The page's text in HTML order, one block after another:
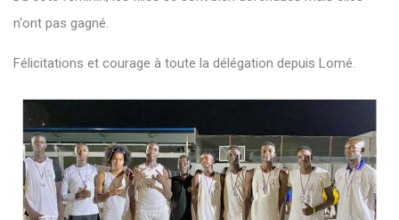
n'ont pas gagné.
Félicitations et courage à toute la délégation depuis Lomé.